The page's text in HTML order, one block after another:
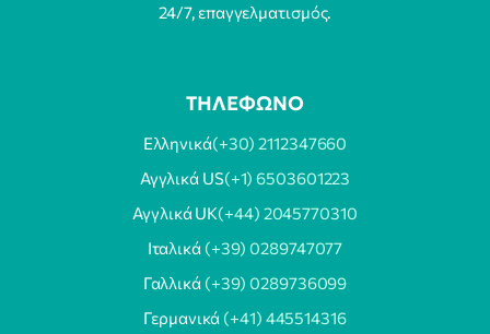
24/7, επαγγελματισμός.
ΤΗΛΕΦΩΝΟ
Ελληνικά(+30) 2112347660
Αγγλικά US(+1) 6503601223
Αγγλικά UK(+44) 2045770310
Ιταλικά (+39) 0289747077
Γαλλικά (+39) 0289736099
Γερμανικά (+41) 445514316